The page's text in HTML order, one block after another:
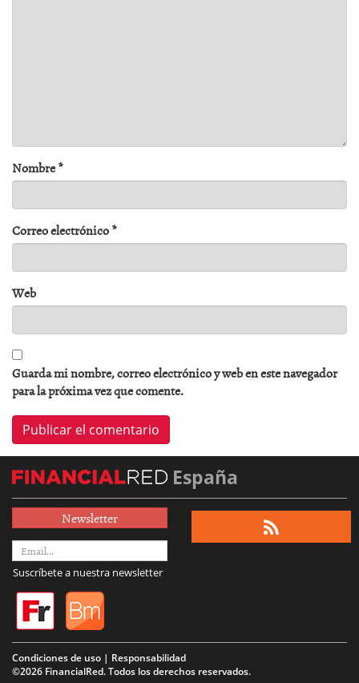
Nombre*
Correo electrónico*
Web
Guarda mi nombre, correo electrónico y web en este navegador
para la próxima vez que comente.
España
Newsletter
Suscríbete a nuestra newsletter
Condiciones de uso | Responsabilidad
©2026 FinancialRed. Todos los derechos reservados.